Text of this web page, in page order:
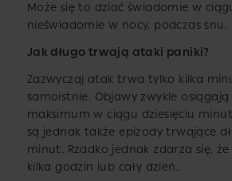
Może się to dziać świadomie w
nieświadomie w nocy, podczas snu.
Jak długo trwają ataki paniki?
Zazwyczaj atak trwa tylko kilka
samoistnie. Objawy zwykle osiągają
maksimum w ciągu dziesięciu
są jednak także epizody trwające
minut. Rzadko jednak zdarza się,
kilka godzin lub cały dzień.